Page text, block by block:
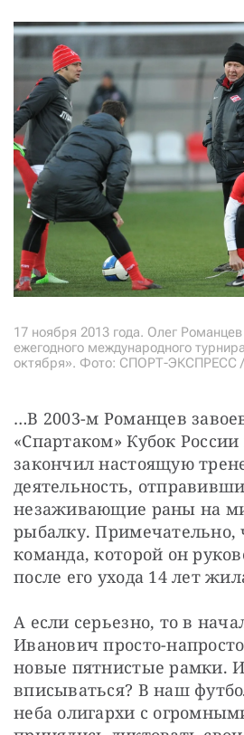
17 ноября 2013 года. Олег
ежегодного международного
октября». Фото: СПОРТ-ЭКСПРЕСС
…В 2003-м Романцев
«Спартаком» Кубок
закончил настоящую
деятельность,
незаживающие раны на
рыбалку. Примечательно,
команда, которой он
после его ухода 14 лет
А если серьезно, то в
Иванович просто-
новые пятнистые рамки.
вписываться? В наш
неба олигархи с